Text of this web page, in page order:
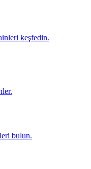
keşfedin.
bulun.